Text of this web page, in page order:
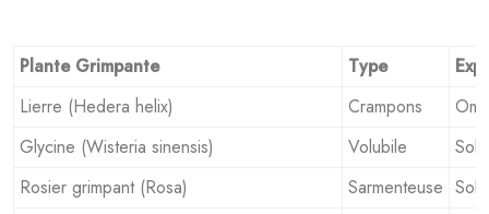
Plante Grimpante Type
Lierre (Hedera helix)
Crampons
Glycine (Wisteria sinensis)
Volubile
Rosier grimpant (Rosa)
Sarmenteuse